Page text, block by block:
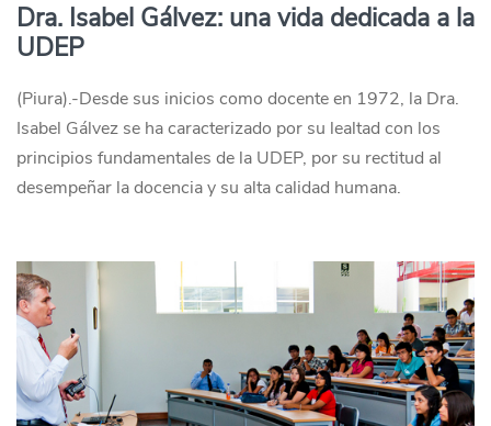
Dra. Isabel Gálvez: una vida dedicada a la
UDEP
(Piura).-Desde sus inicios como docente en 1972, la Dra.
Isabel Gálvez se ha caracterizado por su lealtad con los
principios fundamentales de la UDEP, por su rectitud al
desempeñar la docencia y su alta calidad humana.